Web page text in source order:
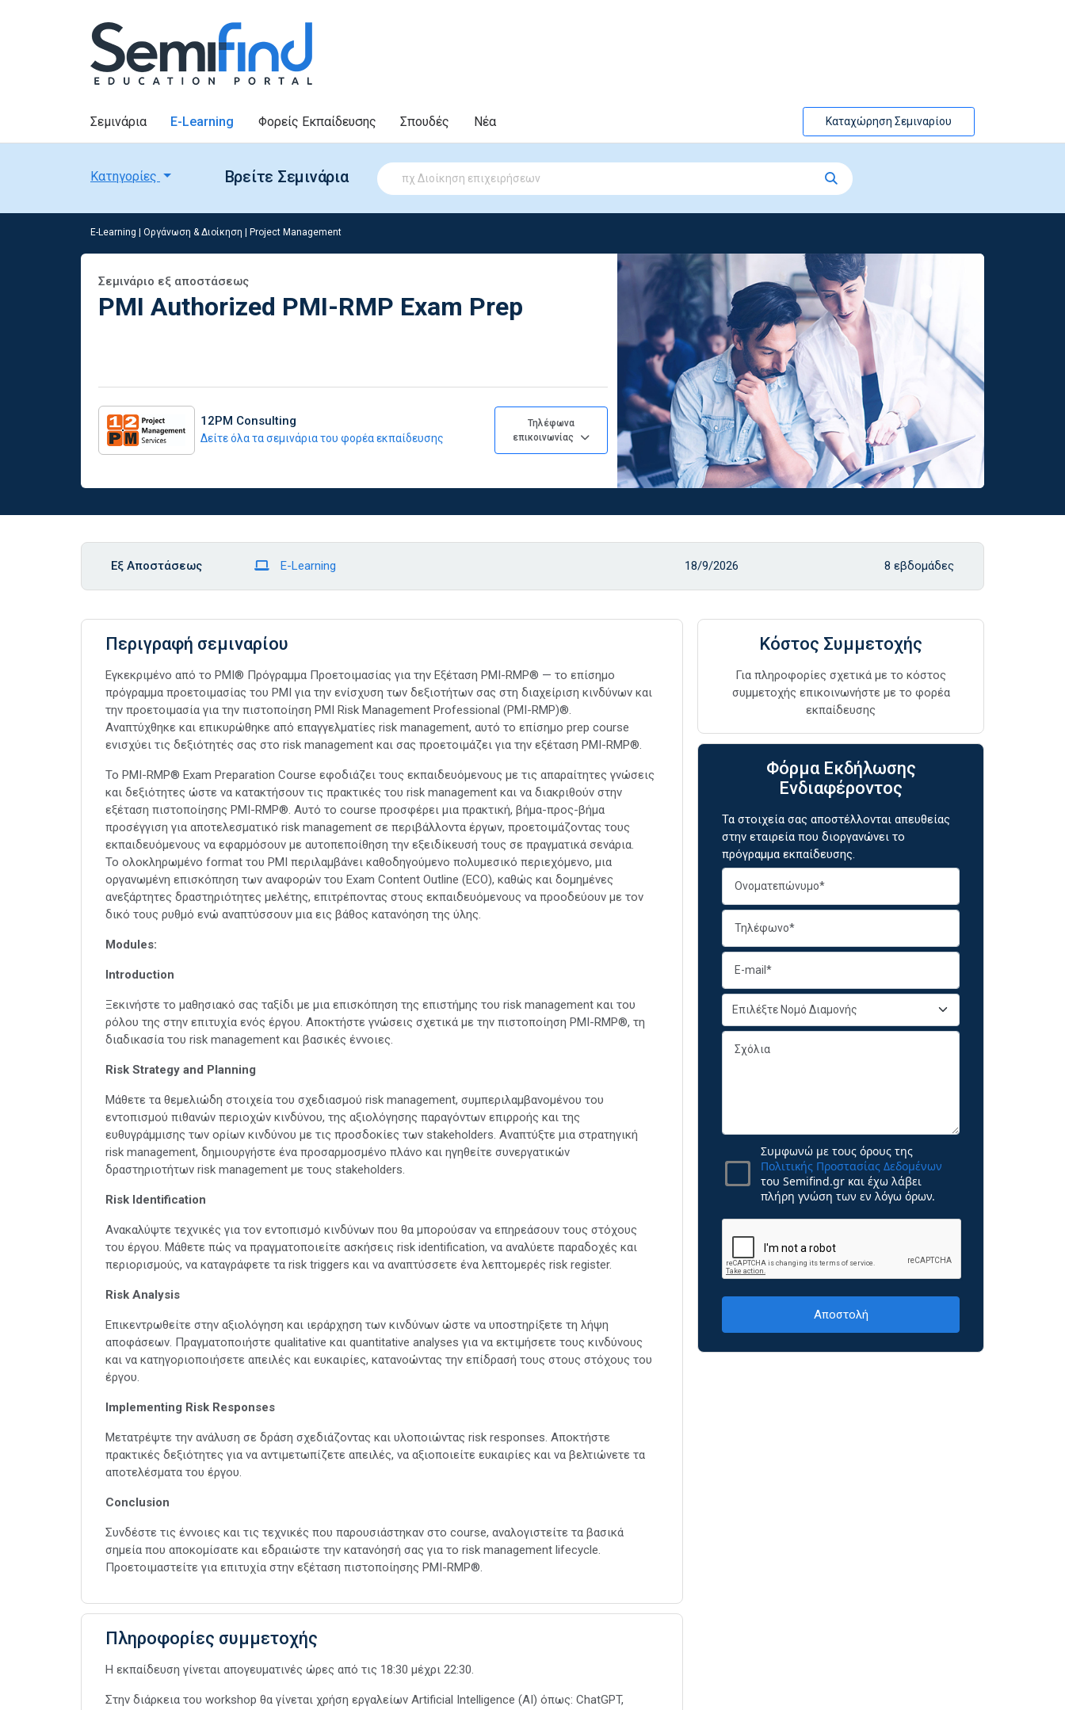
Σεμινάρια E-Learning Φορείς Εκπαίδευσης Σπουδές Νέα Καταχώρηση Σεμιναρίου
Κατηγορίες Βρείτε Σεμινάρια
E-Learning Οργάνωση & Διοίκηση Project Management
Σεμινάριο εξ αποστάσεως
PMI Authorized PMI-RMP Exam Prep
12PM Consulting
Δείτε όλα τα σεμινάρια του φορέα εκπαίδευσης
Τηλέφωνα
επικοινωνίας
Εξ Αποστάσεως E-Learning 18/9/2026 8 εβδομάδες
Περιγραφή σεμιναρίου
Εγκεκριμένο από το PMI® Πρόγραμμα Προετοιμασίας για την Εξέταση PMI-RMP® — το επίσημο
πρόγραμμα προετοιμασίας του PMI για την ενίσχυση των δεξιοτήτων σας στη διαχείριση κινδύνων και
την προετοιμασία για την πιστοποίηση PMI Risk Management Professional (PMI-RMP)®.
Αναπτύχθηκε και επικυρώθηκε από επαγγελματίες risk management, αυτό το επίσημο prep course
ενισχύει τις δεξιότητές σας στο risk management και σας προετοιμάζει για την εξέταση PMI-RMP®.
Το PMI-RMP® Exam Preparation Course εφοδιάζει τους εκπαιδευόμενους με τις απαραίτητες γνώσεις
και δεξιότητες ώστε να κατακτήσουν τις πρακτικές του risk management και να διακριθούν στην
εξέταση πιστοποίησης PMI-RMP®. Αυτό το course προσφέρει μια πρακτική, βήμα-προς-βήμα
προσέγγιση για αποτελεσματικό risk management σε περιβάλλοντα έργων, προετοιμάζοντας τους
εκπαιδευόμενους να εφαρμόσουν με αυτοπεποίθηση την εξειδίκευσή τους σε πραγματικά σενάρια.
Το ολοκληρωμένο format του PMI περιλαμβάνει καθοδηγούμενο πολυμεσικό περιεχόμενο, μια
οργανωμένη επισκόπηση των αναφορών του Exam Content Outline (ECO), καθώς και δομημένες
ανεξάρτητες δραστηριότητες μελέτης, επιτρέποντας στους εκπαιδευόμενους να προοδεύουν με τον
δικό τους ρυθμό ενώ αναπτύσσουν μια εις βάθος κατανόηση της ύλης.
Modules:
Introduction
Ξεκινήστε το μαθησιακό σας ταξίδι με μια επισκόπηση της επιστήμης του risk management και του
ρόλου της στην επιτυχία ενός έργου. Αποκτήστε γνώσεις σχετικά με την πιστοποίηση PMI-RMP®, τη
διαδικασία του risk management και βασικές έννοιες.
Risk Strategy and Planning
Μάθετε τα θεμελιώδη στοιχεία του σχεδιασμού risk management, συμπεριλαμβανομένου του
εντοπισμού πιθανών περιοχών κινδύνου, της αξιολόγησης παραγόντων επιρροής και της
ευθυγράμμισης των ορίων κινδύνου με τις προσδοκίες των stakeholders. Αναπτύξτε μια στρατηγική
risk management, δημιουργήστε ένα προσαρμοσμένο πλάνο και ηγηθείτε συνεργατικών
δραστηριοτήτων risk management με τους stakeholders.
Risk Identification
Ανακαλύψτε τεχνικές για τον εντοπισμό κινδύνων που θα μπορούσαν να επηρεάσουν τους στόχους
του έργου. Μάθετε πώς να πραγματοποιείτε ασκήσεις risk identification, να αναλύετε παραδοχές και
περιορισμούς, να καταγράφετε τα risk triggers και να αναπτύσσετε ένα λεπτομερές risk register.
Risk Analysis
Επικεντρωθείτε στην αξιολόγηση και ιεράρχηση των κινδύνων ώστε να υποστηρίξετε τη λήψη
αποφάσεων. Πραγματοποιήστε qualitative και quantitative analyses για να εκτιμήσετε τους κινδύνους
και να κατηγοριοποιήσετε απειλές και ευκαιρίες, κατανοώντας την επίδρασή τους στους στόχους του
έργου.
Implementing Risk Responses
Μετατρέψτε την ανάλυση σε δράση σχεδιάζοντας και υλοποιώντας risk responses. Αποκτήστε
πρακτικές δεξιότητες για να αντιμετωπίζετε απειλές, να αξιοποιείτε ευκαιρίες και να βελτιώνετε τα
αποτελέσματα του έργου.
Conclusion
Συνδέστε τις έννοιες και τις τεχνικές που παρουσιάστηκαν στο course, αναλογιστείτε τα βασικά
σημεία που αποκομίσατε και εδραιώστε την κατανόησή σας για το risk management lifecycle.
Προετοιμαστείτε για επιτυχία στην εξέταση πιστοποίησης PMI-RMP®.
Πληροφορίες συμμετοχής
Η εκπαίδευση γίνεται απογευματινές ώρες από τις 18:30 μέχρι 22:30.
Στην διάρκεια του workshop θα γίνεται χρήση εργαλείων Artificial Intelligence (AI) όπως: ChatGPT,
Κόστος Συμμετοχής
Για πληροφορίες σχετικά με το κόστος
συμμετοχής επικοινωνήστε με το φορέα
εκπαίδευσης
Φόρμα Εκδήλωσης
Ενδιαφέροντος
Τα στοιχεία σας αποστέλλονται απευθείας
στην εταιρεία που διοργανώνει το
πρόγραμμα εκπαίδευσης.
Συμφωνώ με τους όρους της
Πολιτικής Προστασίας Δεδομένων
του Semifind.gr και έχω λάβει
πλήρη γνώση των εν λόγω όρων.